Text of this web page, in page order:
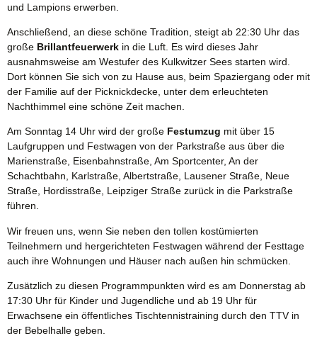
und Lampions erwerben.
Anschließend, an diese schöne Tradition, steigt ab 22:30 Uhr das
große Brillantfeuerwerk in die Luft. Es wird dieses Jahr
ausnahmsweise am Westufer des Kulkwitzer Sees starten wird.
Dort können Sie sich von zu Hause aus, beim Spaziergang oder mit
der Familie auf der Picknickdecke, unter dem erleuchteten
Nachthimmel eine schöne Zeit machen.
Am Sonntag 14 Uhr wird der große Festumzug mit über 15
Laufgruppen und Festwagen von der Parkstraße aus über die
Marienstraße, Eisenbahnstraße, Am Sportcenter, An der
Schachtbahn, Karlstraße, Albertstraße, Lausener Straße, Neue
Straße, Hordisstraße, Leipziger Straße zurück in die Parkstraße
führen.
Wir freuen uns, wenn Sie neben den tollen kostümierten
Teilnehmern und hergerichteten Festwagen während der Festtage
auch ihre Wohnungen und Häuser nach außen hin schmücken.
Zusätzlich zu diesen Programmpunkten wird es am Donnerstag ab
17:30 Uhr für Kinder und Jugendliche und ab 19 Uhr für
Erwachsene ein öffentliches Tischtennistraining durch den TTV in
der Bebelhalle geben.